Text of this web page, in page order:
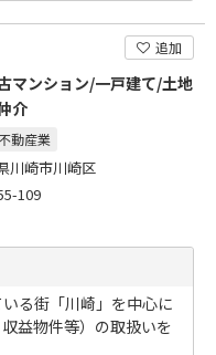
追加
マンション/一戸建て/土地
介
動産業
川崎市川崎区
109
る街「川崎」を中心に
益物件等）の取扱いを